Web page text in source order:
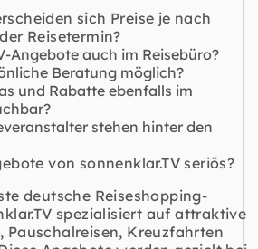
sich Preise je nach
Reisetermin?
Angebote auch im Reisebüro?
Beratung möglich?
und Rabatte ebenfalls im
stehen hinter den
von sonnenklar.TV seriös?
deutsche Reiseshopping-
spezialisiert auf attraktive
, Pauschalreisen, Kreuzfahrten